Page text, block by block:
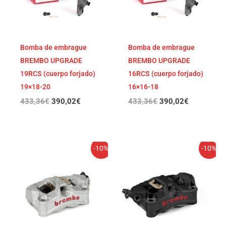
Bomba de embrague
BREMBO UPGRADE
19RCS (cuerpo forjado)
19×18-20
433,36€ 390,02€
Bomba de embrague
BREMBO UPGRADE
16RCS (cuerpo forjado)
16×16-18
433,36€ 390,02€
-10%
era:
427,13€.
precio
es:
384,42€.
-10%
era:
427,13€.
precio
es:
384,42€.